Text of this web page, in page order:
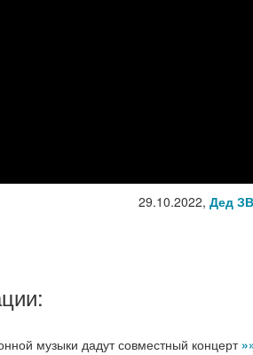
29.10.2022, Дед
музыки дадут совместный концерт